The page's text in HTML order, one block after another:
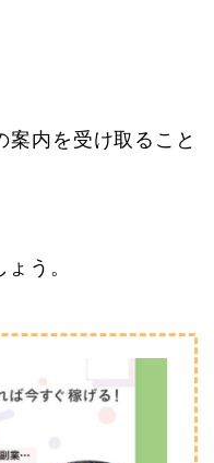
内を受け取ること
う。